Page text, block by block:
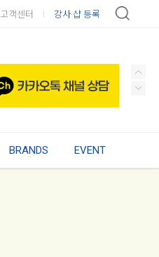
고객센터 강사·샵 등록
BRANDS EVENT